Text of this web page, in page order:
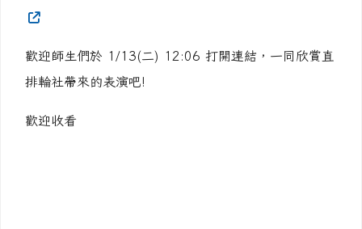
歡迎師生們於 1/13(二) 12:06 打開連結，一同欣賞直
排輪社帶來的表演吧!
歡迎收看